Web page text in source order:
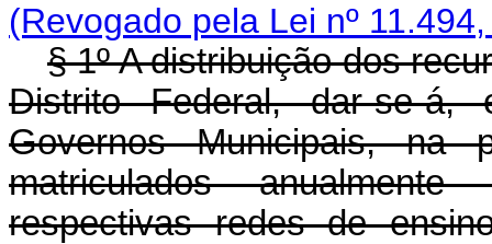
(Revogado pela Lei nº
§ 1º A distribuição dos
Distrito Federal, dar-se-
Governos Municipais, na
matriculados
respectivas redes de